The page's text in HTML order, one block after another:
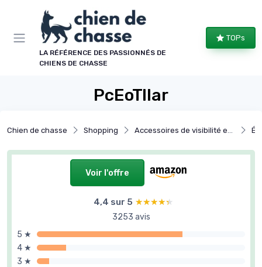
LA RÉFÉRENCE DES PASSIONNÉS DE
CHIENS DE CHASSE
TOPs
PcEoTllar
Chien de chasse Shopping Accessoires de visibilité et sécurité
Voir l'offre
4,4 sur 5 ★★★★★
★★★★★
3253 avis
5 ★
4 ★
3 ★
Panneau de gestion des cookies